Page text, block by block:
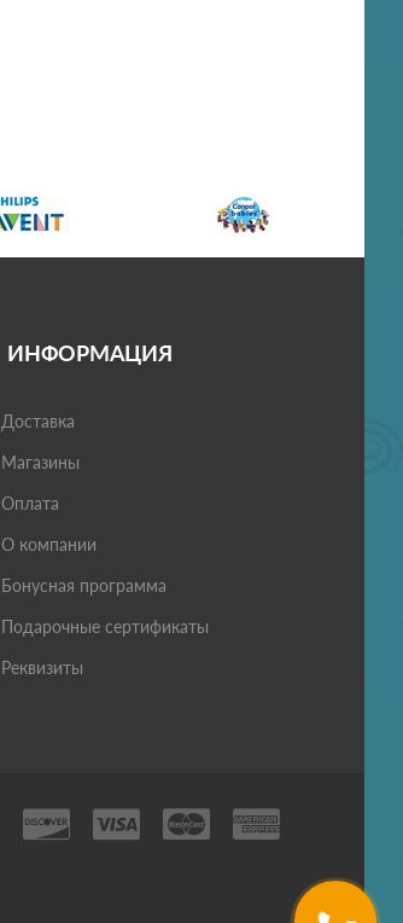
ИНФОРМАЦИЯ
Доставка
Магазины
Оплата
О компании
Бонусная программа
Подарочные сертификаты
Реквизиты